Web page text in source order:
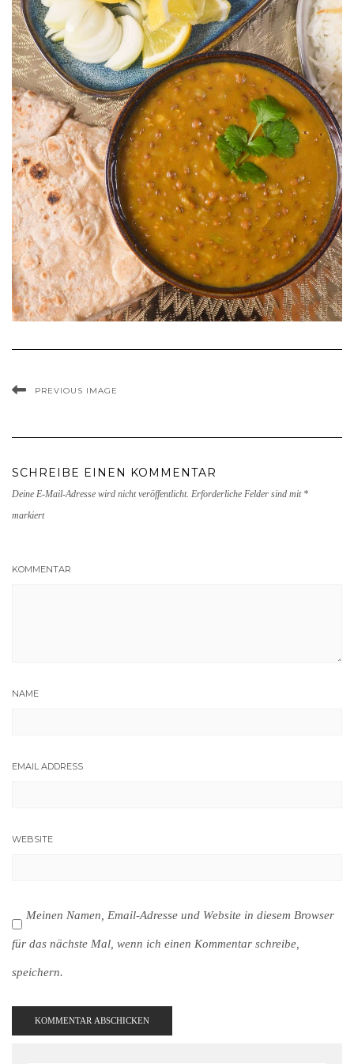
PREVIOUS IMAGE
SCHREIBE EINEN KOMMENTAR
Deine E-Mail-Adresse wird nicht veröffentlicht. Erforderliche Felder sind mit *
markiert
KOMMENTAR
NAME
EMAIL ADDRESS
WEBSITE
Meinen Namen, Email-Adresse und Website in diesem Browser
für das nächste Mal, wenn ich einen Kommentar schreibe,
speichern.